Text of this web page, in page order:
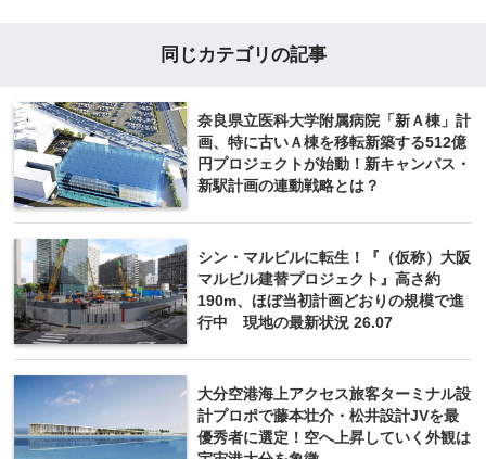
同じカテゴリの記事
奈良県立医科大学附属病院「新Ａ棟」計
画、特に古いＡ棟を移転新築する512億
円プロジェクトが始動！新キャンパス・
新駅計画の連動戦略とは？
シン・マルビルに転生！『（仮称）大阪
マルビル建替プロジェクト』高さ約
190m、ほぼ当初計画どおりの規模で進
行中 現地の最新状況 26.07
大分空港海上アクセス旅客ターミナル設
計プロポで藤本壮介・松井設計JVを最
優秀者に選定！空へ上昇していく外観は